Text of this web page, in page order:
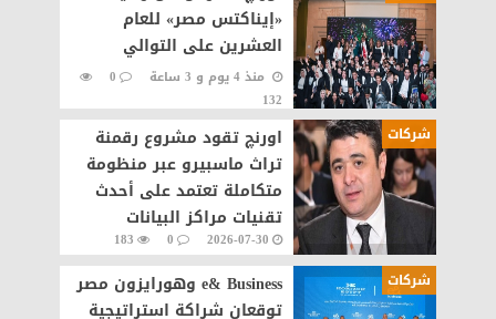
«إيناكتس مصر» للعام
العشرين على التوالي
منذ 4 يوم و 3 ساعة
0
132
شركات
اورنچ تقود مشروع رقمنة
تراث ماسبيرو عبر منظومة
متكاملة تعتمد على أحدث
تقنيات مراكز البيانات
والذكاء الاصطناعى
2026-07-30
0
183
شركات
e& Business وهورايزون مصر
توقعان شراكة استراتيجية